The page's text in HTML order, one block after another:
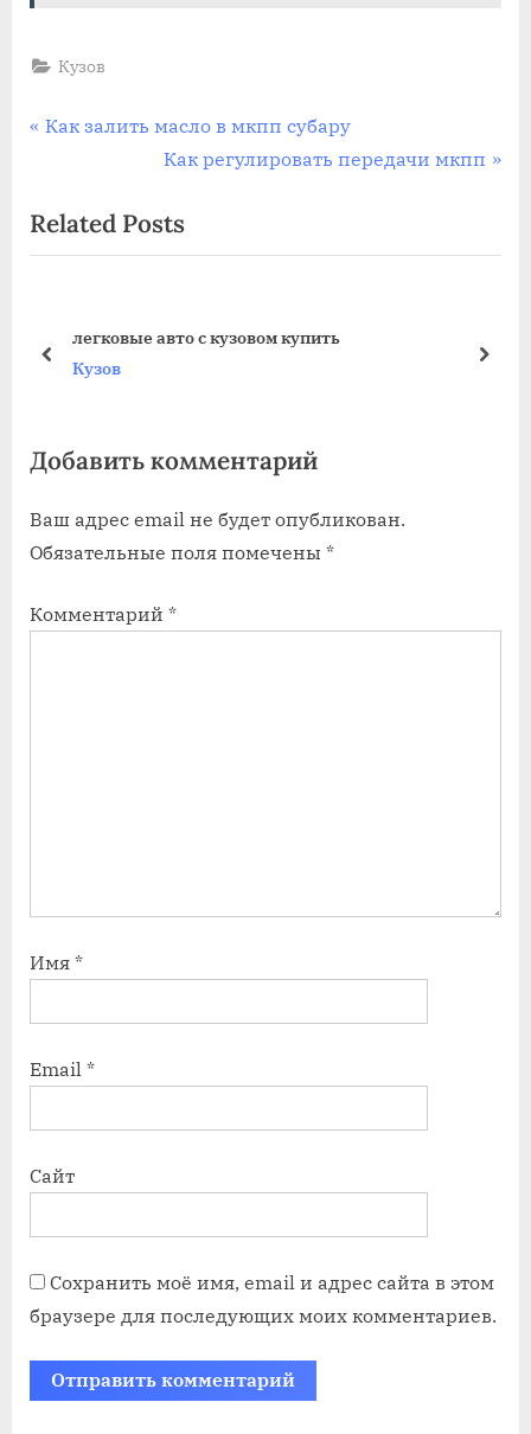
Кузов
Навигация
записям
P
v
i
s
s
:
Как залить масло в мкпп субару
N
x
t
Как регулировать передачи мкпп
Related Posts
легковые авто с кузовом купить
Кузов
prev next
Добавить комментарий
Ваш адрес email не будет опубликован.
Обязательные поля помечены *
Комментарий *
Имя *
Email *
Сайт
Сохранить моё имя, email и адрес сайта в этом
браузере для последующих моих комментариев.